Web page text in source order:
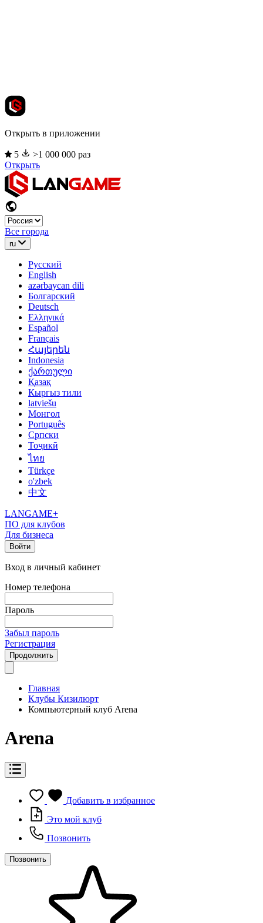
Открыть в приложении
5
>1 000 000 раз
Открыть
Все города
ru
Русский
English
azərbaycan dili
Болгарский
Deutsch
Ελληνικά
Español
Français
Հայերեն
Indonesia
ქართული
Қазақ
Кыргыз тили
latviešu
Монгол
Português
Српски
Тоҷикӣ
ไทย
Türkçe
o'zbek
中文
LANGAME+
ПО для клубов
Для бизнеса
Войти
Вход в личный кабинет
Номер телефона
Пароль
Забыл пароль
Регистрация
Продолжить
Главная
Клубы Кизилюрт
Компьютерный клуб Arena
Arena
Добавить в избранное
Это мой клуб
Позвонить
Позвонить